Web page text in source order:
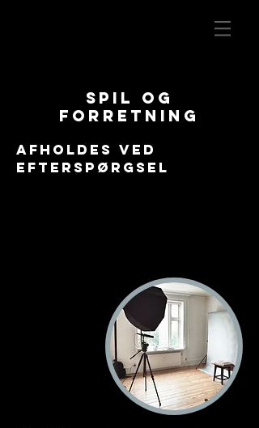
Spil
og
forretning
AFHOLDES Ved
efterspørgsel